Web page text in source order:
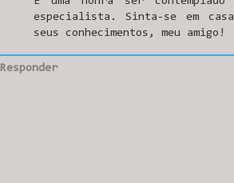
especialista. Sinta-se em
seus conhecimentos, meu amigo!
Responder